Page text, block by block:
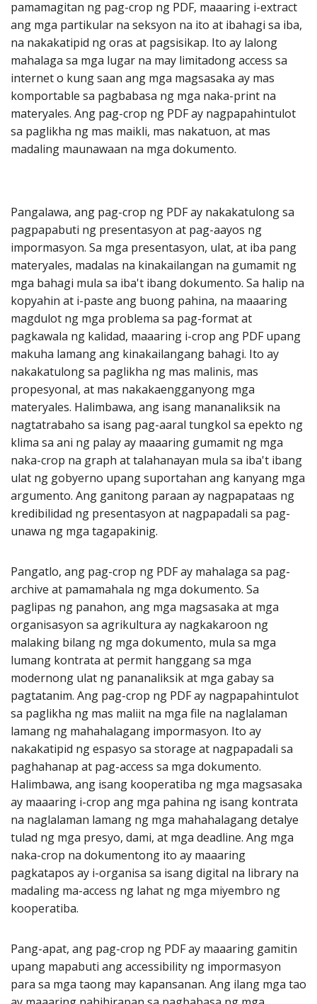
pamamagitan ng pag-crop ng PDF, maaaring i-extract
ang mga partikular na seksyon na ito at ibahagi sa iba,
na nakakatipid ng oras at pagsisikap. Ito ay lalong
mahalaga sa mga lugar na may limitadong access sa
internet o kung saan ang mga magsasaka ay mas
komportable sa pagbabasa ng mga naka-print na
materyales. Ang pag-crop ng PDF ay nagpapahintulot
sa paglikha ng mas maikli, mas nakatuon, at mas
madaling maunawaan na mga dokumento.
Pangalawa, ang pag-crop ng PDF ay nakakatulong sa
pagpapabuti ng presentasyon at pag-aayos ng
impormasyon. Sa mga presentasyon, ulat, at iba pang
materyales, madalas na kinakailangan na gumamit ng
mga bahagi mula sa iba't ibang dokumento. Sa halip na
kopyahin at i-paste ang buong pahina, na maaaring
magdulot ng mga problema sa pag-format at
pagkawala ng kalidad, maaaring i-crop ang PDF upang
makuha lamang ang kinakailangang bahagi. Ito ay
nakakatulong sa paglikha ng mas malinis, mas
propesyonal, at mas nakakaengganyong mga
materyales. Halimbawa, ang isang mananaliksik na
nagtatrabaho sa isang pag-aaral tungkol sa epekto ng
klima sa ani ng palay ay maaaring gumamit ng mga
naka-crop na graph at talahanayan mula sa iba't ibang
ulat ng gobyerno upang suportahan ang kanyang mga
argumento. Ang ganitong paraan ay nagpapataas ng
kredibilidad ng presentasyon at nagpapadali sa pag-
unawa ng mga tagapakinig.
Pangatlo, ang pag-crop ng PDF ay mahalaga sa pag-
archive at pamamahala ng mga dokumento. Sa
paglipas ng panahon, ang mga magsasaka at mga
organisasyon sa agrikultura ay nagkakaroon ng
malaking bilang ng mga dokumento, mula sa mga
lumang kontrata at permit hanggang sa mga
modernong ulat ng pananaliksik at mga gabay sa
pagtatanim. Ang pag-crop ng PDF ay nagpapahintulot
sa paglikha ng mas maliit na mga file na naglalaman
lamang ng mahahalagang impormasyon. Ito ay
nakakatipid ng espasyo sa storage at nagpapadali sa
paghahanap at pag-access sa mga dokumento.
Halimbawa, ang isang kooperatiba ng mga magsasaka
ay maaaring i-crop ang mga pahina ng isang kontrata
na naglalaman lamang ng mga mahahalagang detalye
tulad ng mga presyo, dami, at mga deadline. Ang mga
naka-crop na dokumentong ito ay maaaring
pagkatapos ay i-organisa sa isang digital na library na
madaling ma-access ng lahat ng mga miyembro ng
kooperatiba.
Pang-apat, ang pag-crop ng PDF ay maaaring gamitin
upang mapabuti ang accessibility ng impormasyon
para sa mga taong may kapansanan. Ang ilang mga tao